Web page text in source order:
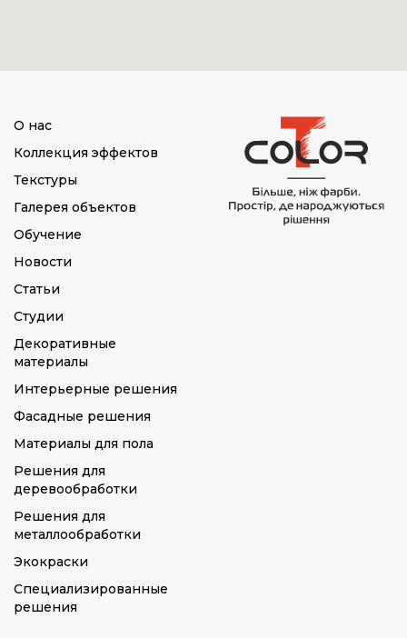
О нас
Коллекция эффектов
Текстуры
Галерея объектов
Обучение
Новости
Статьи
Студии
Декоративные
материалы
Интерьерные решения
Фасадные решения
Материалы для пола
Решения для
деревообработки
Решения для
металлообработки
Экокраски
Специализированные
решения